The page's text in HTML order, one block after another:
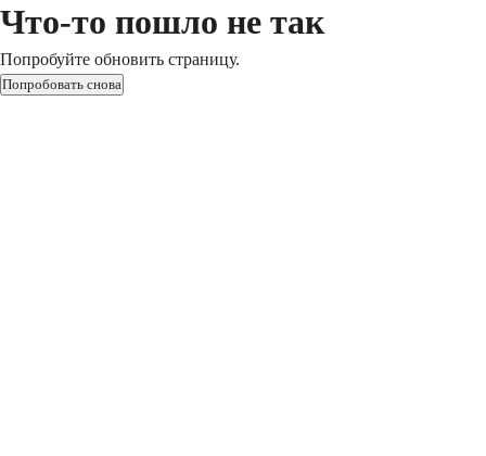
Что-то пошло не так
Попробуйте обновить страницу.
Попробовать снова